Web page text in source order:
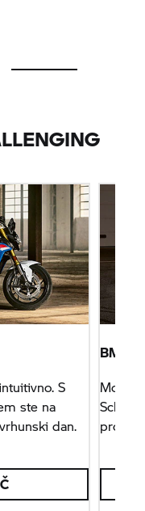
S
ste na
dan.
BMW
Model
progo.